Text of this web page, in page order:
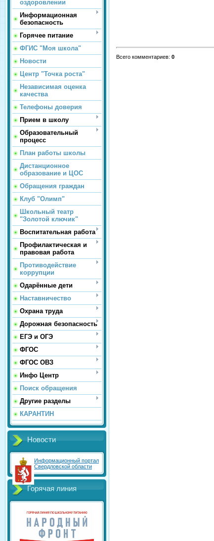
оздоровлении
Информационная
безопасность
Горячее питание
ФГИС "Моя школа"
Новости
Центр "Точка роста"
Независимая оценка
качества
Телефоны доверия
Прием в школу
Образовательный
процесс
План работы школы
Дистанционное
образование и ЦОС
Обращения граждан
Клуб "Олимп"
Школьный театр
"Золотой ключик"
Воспитательная работа
Профилактическая и
правовая работа
Противодействие
коррупции
Одарённые дети
Наставничество
Охрана труда
Дорожная безопасность
ЕГЭ и ОГЭ
ФГОС
ФГОС ОВЗ
Инфо Центр
Поиск обращения
Другие разделы
КАРАНТИН
Новости
Информационный портал
Свердловской области
Горячая линия
Всего комментариев: 0